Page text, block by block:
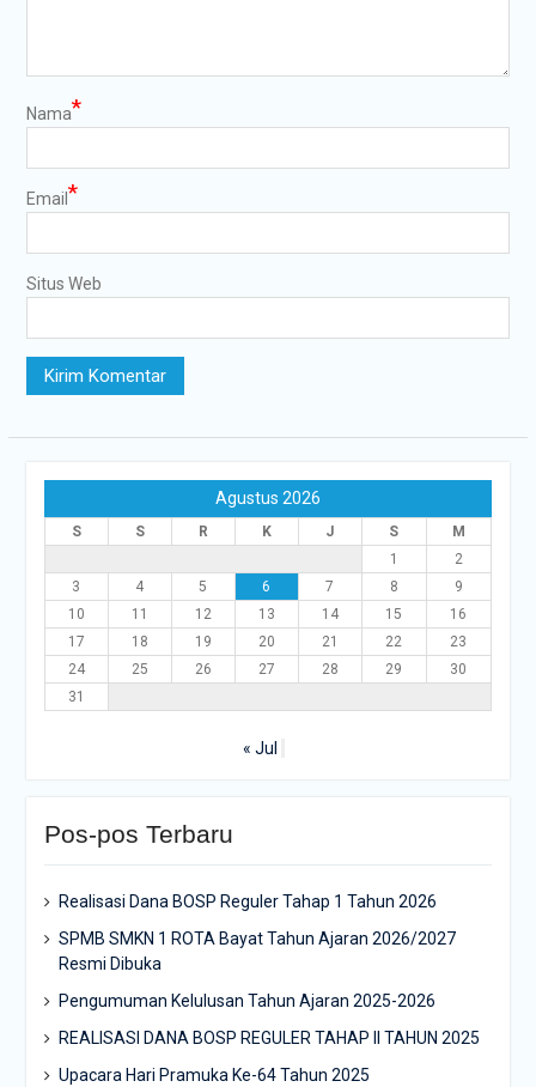
Nama*
Email *
Situs Web
Agustus 2026
S S R K J S
M
1
2
3
4 5 6 7 8
9
10
11 12 13 14 15
16
17
18 19 20 21 22
23
24
25 26 27 28 29
30
31
« Jul
Pos-pos Terbaru
Realisasi Dana BOSP Reguler Tahap 1 Tahun 2026
SPMB SMKN 1 ROTA Bayat Tahun Ajaran 2026/2027
Resmi Dibuka
Pengumuman Kelulusan Tahun Ajaran 2025-2026
REALISASI DANA BOSP REGULER TAHAP II TAHUN 2025
Upacara Hari Pramuka Ke-64 Tahun 2025